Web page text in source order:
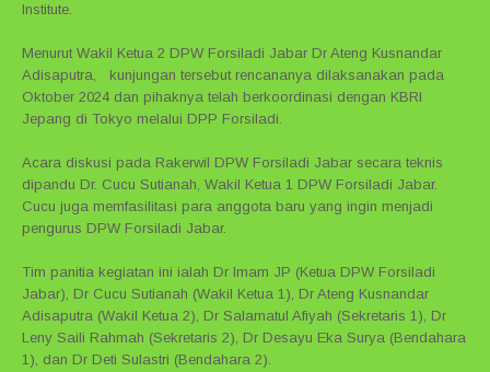
Institute.
Menurut Wakil Ketua 2 DPW Forsiladi Jabar Dr Ateng Kusnandar
Adisaputra, kunjungan tersebut rencananya dilaksanakan pada
Oktober 2024 dan pihaknya telah berkoordinasi dengan KBRI
Jepang di Tokyo melalui DPP Forsiladi.
Acara diskusi pada Rakerwil DPW Forsiladi Jabar secara teknis
dipandu Dr. Cucu Sutianah, Wakil Ketua 1 DPW Forsiladi Jabar.
Cucu juga memfasilitasi para anggota baru yang ingin menjadi
pengurus DPW Forsiladi Jabar.
Tim panitia kegiatan ini ialah Dr Imam JP (Ketua DPW Forsiladi
Jabar), Dr Cucu Sutianah (Wakil Ketua 1), Dr Ateng Kusnandar
Adisaputra (Wakil Ketua 2), Dr Salamatul Afiyah (Sekretaris 1), Dr
Leny Saili Rahmah (Sekretaris 2), Dr Desayu Eka Surya (Bendahara
1), dan Dr Deti Sulastri (Bendahara 2).